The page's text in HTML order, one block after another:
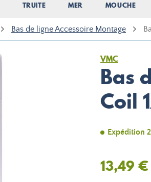
TRUITE MER MOUCHE
Bas de ligne Accessoire Montage
VMC
Bas
Coil
Expédition
13,49 €